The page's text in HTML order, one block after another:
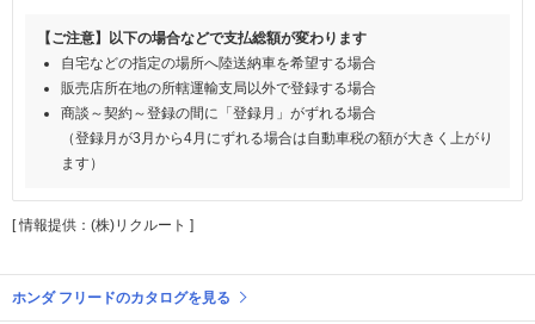
【ご注意】以下の場合などで支払総額が変わります
自宅などの指定の場所へ陸送納車を希望する場合
販売店所在地の所轄運輸支局以外で登録する場合
商談～契約～登録の間に「登録月」がずれる場合
（登録月が3月から4月にずれる場合は自動車税の額が大きく上がり
ます）
[ 情報提供：(株)リクルート ]
ホンダ フリードのカタログを見る